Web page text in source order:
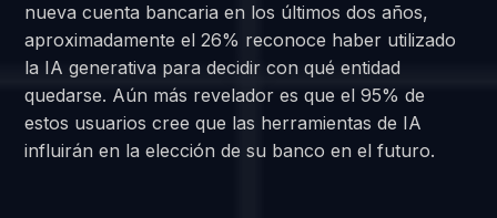
nueva cuenta bancaria en los últimos dos años,
aproximadamente el 26% reconoce haber utilizado
la IA generativa para decidir con qué entidad
quedarse. Aún más revelador es que el 95% de
estos usuarios cree que las herramientas de IA
influirán en la elección de su banco en el futuro.